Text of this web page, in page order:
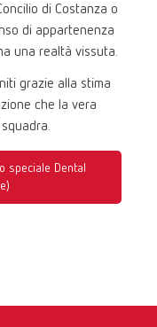
di Costanza o
di appartenenza
una realtà vissuta.
grazie alla stima
che la vera
speciale Dental